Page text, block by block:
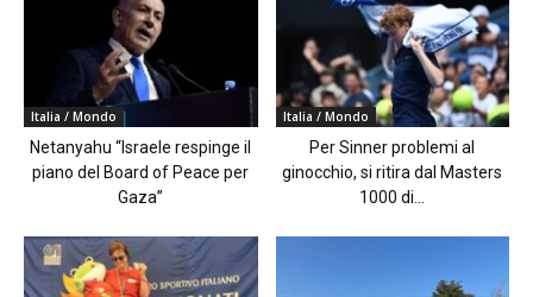
Italia / Mondo
Netanyahu “Israele respinge il
piano del Board of Peace per
Gaza”
Italia / Mondo
Per Sinner problemi al
ginocchio, si ritira dal Masters
1000 di...